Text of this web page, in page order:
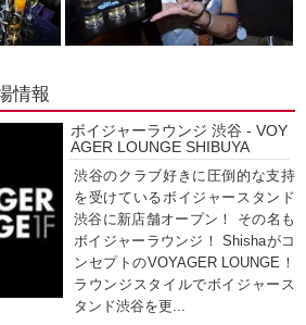
情報
ボイジャーラウンジ 渋谷 - VOY
AGER LOUNGE SHIBUYA
渋谷のクラブ好きに圧倒的な支持
を受けているボイジャースタンド
渋谷に新店舗オープン！ その名も
ボイジャーラウンジ！ Shishaがコ
ンセプトのVOYAGER LOUNGE！
ラウンジスタイルでボイジャース
タンド渋谷を更...